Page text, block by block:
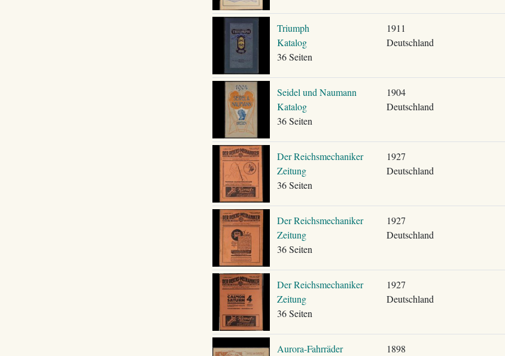
Triumph
Katalog
36 Seiten
1911
Deutschland
Seidel und Naumann
Katalog
36 Seiten
1904
Deutschland
Der Reichsmechaniker
Zeitung
36 Seiten
1927
Deutschland
Der Reichsmechaniker
Zeitung
36 Seiten
1927
Deutschland
Der Reichsmechaniker
Zeitung
36 Seiten
1927
Deutschland
Aurora-Fahrräder
1898